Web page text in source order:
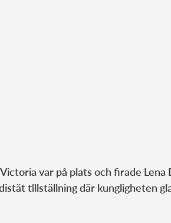
var på plats och firade Lena
tillställning där kungligheten